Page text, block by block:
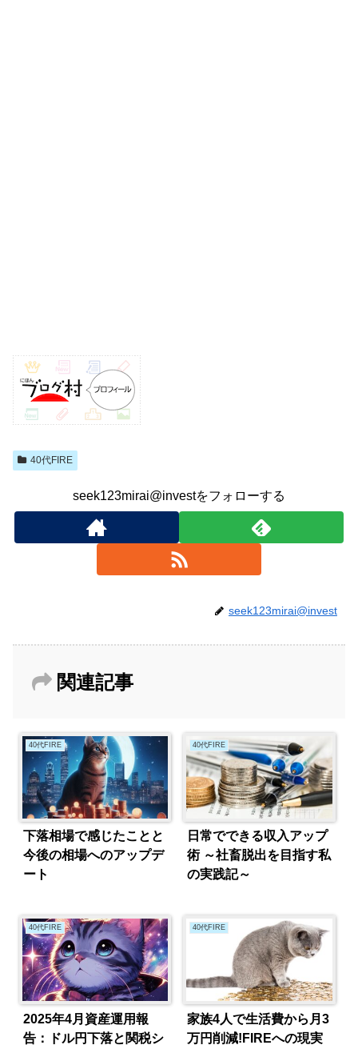
40代FIRE
seek123mirai@investをフォローする
seek123mirai@invest
関連記事
40代FIRE
下落相場で感じたことと
今後の相場へのアップデ
ート
40代FIRE
日常でできる収入アップ
術 ～社畜脱出を目指す私
の実践記～
40代FIRE
2025年4月資産運用報
告：ドル円下落と関税シ
40代FIRE
家族4人で生活費から月3
万円削減!FIREへの現実